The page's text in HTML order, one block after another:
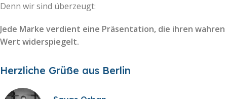
Denn wir sind überzeugt:
Jede Marke verdient eine Präsentation, die ihren wahren
Wert widerspiegelt.
Herzliche Grüße aus Berlin